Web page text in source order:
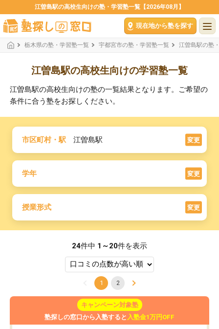
江曽島駅の高校生向けの塾・学習塾一覧【2026年08月】
現在地から塾を探す
栃木県の塾・学習塾一覧 宇都宮市の塾・学習塾一覧 江曽島駅の塾
江曽島駅の高校生向けの学習塾一覧
江曽島駅の高校生向けの塾の一覧結果となります。ご希望の
条件に合う塾をお探しください。
市区町村・駅 江曽島駅 変更
学年 変更
授業形式 変更
24件中 1～20件を表示
1 2
キャンペーン対象塾
塾探しの窓口から入塾すると 入塾金1万円OFF